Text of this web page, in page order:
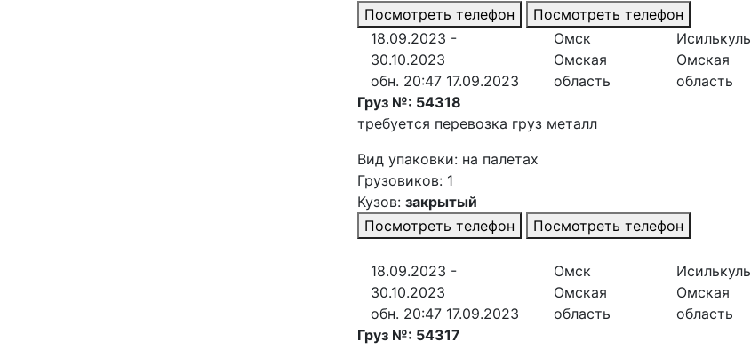
Посмотреть телефон
Посмотреть телефон
18.09.2023 -
30.10.2023
обн. 20:47 17.09.2023
Омск
Омская
область
Исилькуль
Омская
область
Груз №: 54318
требуется перевозка груз металл
Вид упаковки: на палетах
Грузовиков: 1
Кузов: закрытый
Посмотреть телефон
Посмотреть телефон
18.09.2023 -
30.10.2023
обн. 20:47 17.09.2023
Омск
Омская
область
Исилькуль
Омская
область
Груз №: 54317